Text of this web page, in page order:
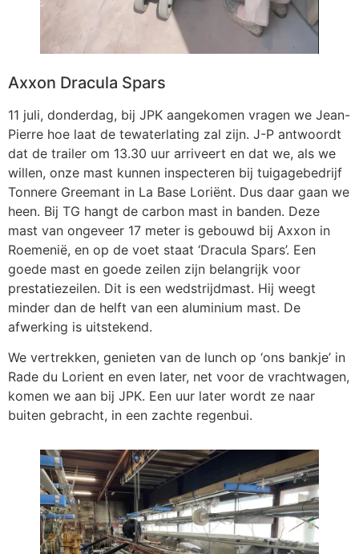
Axxon Dracula Spars
11 juli, donderdag, bij JPK aangekomen vragen we Jean-
Pierre hoe laat de tewaterlating zal zijn. J-P antwoordt
dat de trailer om 13.30 uur arriveert en dat we, als we
willen, onze mast kunnen inspecteren bij tuigagebedrijf
Tonnere Greemant in La Base Loriënt. Dus daar gaan we
heen. Bij TG hangt de carbon mast in banden. Deze
mast van ongeveer 17 meter is gebouwd bij Axxon in
Roemenië, en op de voet staat ‘Dracula Spars’. Een
goede mast en goede zeilen zijn belangrijk voor
prestatiezeilen. Dit is een wedstrijdmast. Hij weegt
minder dan de helft van een aluminium mast. De
afwerking is uitstekend.
We vertrekken, genieten van de lunch op ‘ons bankje’ in
Rade du Lorient en even later, net voor de vrachtwagen,
komen we aan bij JPK. Een uur later wordt ze naar
buiten gebracht, in een zachte regenbui.